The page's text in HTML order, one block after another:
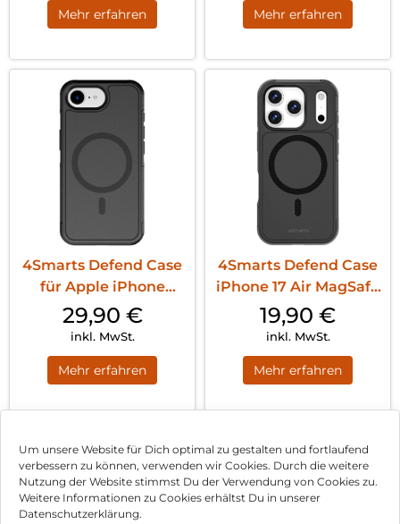
Um unsere Website für Dich optimal zu gestalten und fortlaufend
verbessern zu können, verwenden wir Cookies. Durch die weitere
Nutzung der Website stimmst Du der Verwendung von Cookies zu.
Weitere Informationen zu Cookies erhältst Du in unserer
Datenschutzerklärung.
Mehr erfahren Mehr erfahren
4Smarts Defend Case
für Apple iPhone
17e/16e MagSafe-
kompatibel Schwarz
29,90 €
inkl. MwSt.
Mehr erfahren
4Smarts Defend Case
iPhone 17 Air MagSafe
Schwarz
19,90 €
inkl. MwSt.
Mehr erfahren
1 2 3 … 58 Nächste
Impressum